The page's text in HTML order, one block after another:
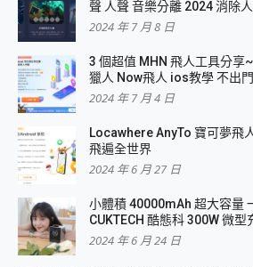
聲 人聲 音樂分離 2024 消除
2024 年 7 月 8 日
3 個超值 MHN 飛人工具分享
獵人 Now飛人 ios教學 不出
2024 年 7 月 4 日
Locawhere AnyTo 寶可夢飛
飛遍全世界
2024 年 6 月 27 日
小體積 40000mAh 超大容量
CUKTECH 酷態科 300W 微型
2024 年 6 月 24 日